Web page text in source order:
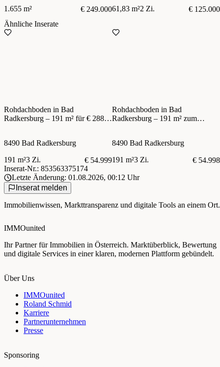
1.655 m²
€ 249.00061,83 m²2 Zi.
€ 125.000
Ähnliche Inserate
Rohdachboden in Bad
Radkersburg – 191 m² für € 288,--
8490 Bad Radkersburg
191 m²3 Zi. € 54.999
Rohdachboden in Bad
Radkersburg – 191 m² zum
8490 Bad Radkersburg
191 m²3 Zi.
€ 54.998
Inserat-Nr.: 853563375174
Letzte Änderung: 01.08.2026, 00:12 Uhr
Inserat melden
Immobilienwissen, Markttransparenz und digitale Tools an einem Ort.
IMMOunited
Ihr Partner für Immobilien in Österreich. Marktüberblick, Bewertung
und digitale Services in einer klaren, modernen Plattform gebündelt.
Über Uns
IMMOunited
Roland Schmid
Karriere
Partnerunternehmen
Presse
Sponsoring